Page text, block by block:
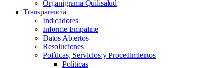
Organigrama Quilisalud
Transparencia
Indicadores
Informe Empalme
Datos Abiertos
Resoluciones
Políticas, Servicios y Procedimientos
Políticas